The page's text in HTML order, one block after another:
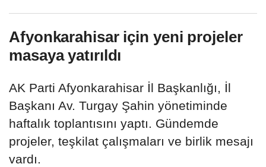
Afyonkarahisar için yeni projeler
masaya yatırıldı
AK Parti Afyonkarahisar İl Başkanlığı, İl
Başkanı Av. Turgay Şahin yönetiminde
haftalık toplantısını yaptı. Gündemde
projeler, teşkilat çalışmaları ve birlik mesajı
vardı.